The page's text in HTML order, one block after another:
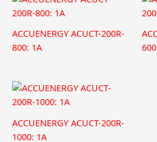
ACCUENERGY ACUCT-200R-
800: 1A
ACCUENERGY ACUCT-200R-
1000: 1A